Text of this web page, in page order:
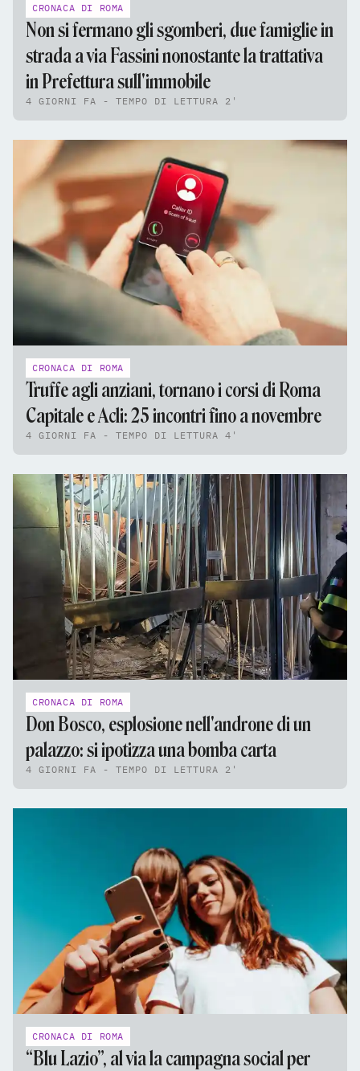
CRONACA DI ROMA
Non si fermano gli sgomberi, due famiglie in
strada a via Fassini nonostante la trattativa
in Prefettura sull'immobile
4 GIORNI FA - TEMPO DI LETTURA 2'
CRONACA DI ROMA
Truffe agli anziani, tornano i corsi di Roma
Capitale e Acli: 25 incontri fino a novembre
4 GIORNI FA - TEMPO DI LETTURA 4'
CRONACA DI ROMA
Don Bosco, esplosione nell'androne di un
palazzo: si ipotizza una bomba carta
4 GIORNI FA - TEMPO DI LETTURA 2'
CRONACA DI ROMA
“Blu Lazio”, al via la campagna social per